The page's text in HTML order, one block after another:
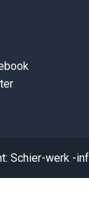
Schier-werk -